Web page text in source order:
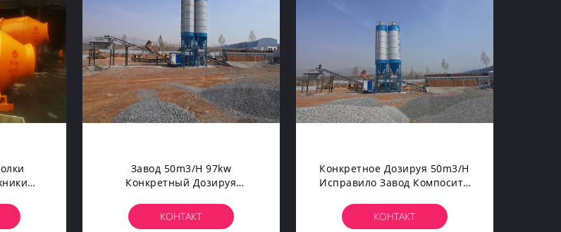
Завод 50m3/h 97kw
Конкретный Дозируя
Смешанный Смеситель
Цемента
КОНТАКТ
Конкретное Дозируя 50m3/H
Исправило Завод Компосита
Смешивая
КОНТАКТ